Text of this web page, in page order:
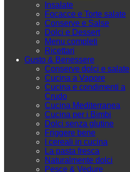
Insalate
Focacce e Torte salate
Conserve e Salse
Dolci e Dessert
Menu completi
Ricettari
Gusto & Benessere
Conserve dolci e salate
Cucina a Vapore
Cucina e condimenti a
Crudo
Cucina Mediterranea
Cucina per i Bimbi
Dolci senza glutine
Friggere bene
I cereali in cucina
La pasta fresca
Naturalmente dolci
Pesce & Vedure